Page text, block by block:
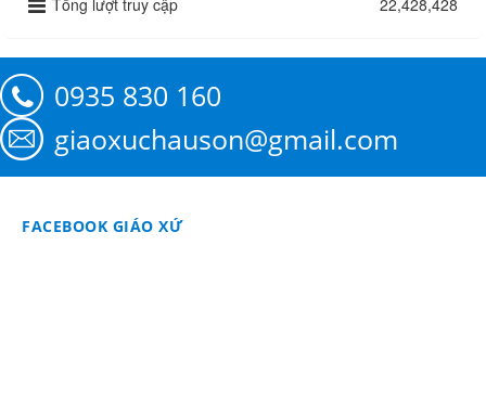
Tổng lượt truy cập
22,428,428
0935 830 160
giaoxuchauson@gmail.com
FACEBOOK GIÁO XỨ